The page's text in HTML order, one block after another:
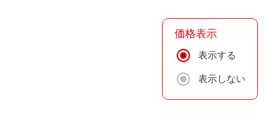
価格表示
表示する
表示しない